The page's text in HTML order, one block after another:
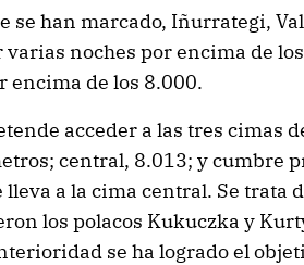
se han marcado, Iñurrategi,
noches por encima de
encima de los 8.000.
acceder a las tres cimas
central, 8.013; y cumbre
a la cima central. Se trata
los polacos Kukuczka y
se ha logrado el